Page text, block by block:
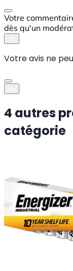
Votre
dès qu'un
Votre avis ne
4 autres
catégorie